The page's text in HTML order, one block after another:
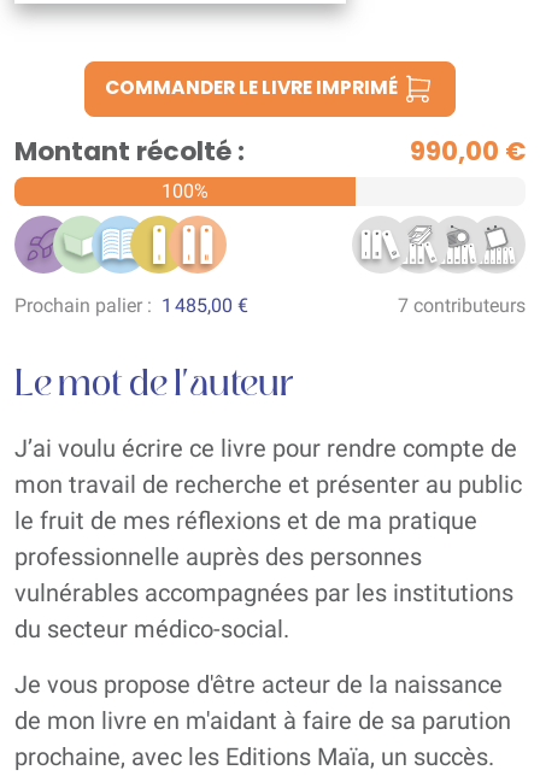
COMMANDER LE LIVRE IMPRIMÉ
Montant récolté : 990,00 €
100%
Prochain palier : 1 485,00 € 7 contributeurs
Le mot de l'auteur
J’ai voulu écrire ce livre pour rendre compte de
mon travail de recherche et présenter au public
le fruit de mes réflexions et de ma pratique
professionnelle auprès des personnes
vulnérables accompagnées par les institutions
du secteur médico-social.
Je vous propose d'être acteur de la naissance
de mon livre en m'aidant à faire de sa parution
prochaine, avec les Editions Maïa, un succès.